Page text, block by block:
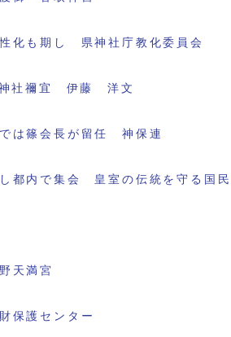
化も期し 県神社庁教化委員会
神社禰宜 伊藤 洋文
は篠会長が留任 神保連
都内で集会 皇室の伝統を守る国
天満宮
保護センター